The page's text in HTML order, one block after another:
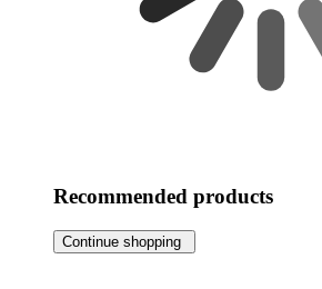
Recommended products
Continue shopping